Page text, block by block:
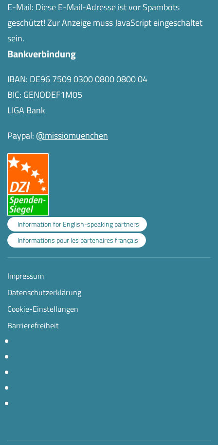
E-Mail: Diese E-Mail-Adresse ist vor Spambots
geschützt! Zur Anzeige muss JavaScript eingeschaltet
sein.
Bankverbindung
IBAN: DE96 7509 0300 0800 0800 04
BIC: GENODEF1M05
LIGA Bank
Paypal: @missiomuenchen
Information for English-speaking partners
Informations pour les partenaires français
Impressum
Datenschutzerklärung
Cookie-Einstellungen
Barrierefreiheit